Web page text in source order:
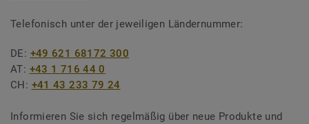
Telefonisch unter der jeweiligen Ländernummer:
DE: +49 621 68172 300
AT: +43 1 716 44 0
CH: +41 43 233 79 24
Informieren Sie sich regelmäßig über neue Produkte und